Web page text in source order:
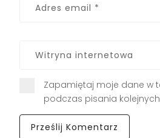
Zapamiętaj moje dane w
podczas pisania